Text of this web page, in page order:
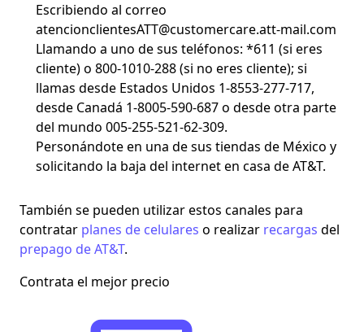
Escribiendo al correo
atencionclientesATT@customercare.att-mail.com
Llamando a uno de sus teléfonos: *611 (si eres
cliente) o 800-1010-288 (si no eres cliente); si
llamas desde Estados Unidos 1-8553-277-717,
desde Canadá 1-8005-590-687 o desde otra parte
del mundo 005-255-521-62-309.
Personándote en una de sus tiendas de México y
solicitando la baja del internet en casa de AT&T.
También se pueden utilizar estos canales para
contratar planes de celulares o realizar recargas del
prepago de AT&T.
Contrata el mejor precio